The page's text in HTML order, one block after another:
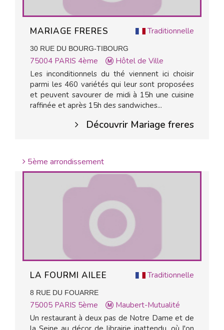
Traditionnelle
MARIAGE FRERES
30 RUE DU BOURG-TIBOURG
75004 PARIS 4ème
Hôtel de Ville
Les inconditionnels du thé viennent ici choisir
parmi les 460 variétés qui leur sont proposées
et peuvent savourer de midi à 15h une cuisine
raffinée et après 15h des sandwiches...
Découvrir Mariage freres
5ème arrondissement
Traditionnelle
LA FOURMI AILEE
8 RUE DU FOUARRE
75005 PARIS 5ème
Maubert-Mutualité
Un restaurant à deux pas de Notre Dame et de